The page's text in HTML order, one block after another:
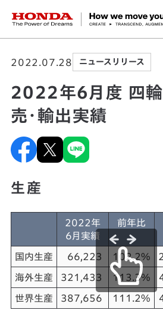
HONDA The Power of Dreams
2022.07.28 ニュースリリース
2022年6月度 四輪
売・輸出実績
生産
2022年
6月実績
前年比
国内生産 66,223 102.2%
海外生産 321,433 113.3%
世界生産 387,656 111.2%